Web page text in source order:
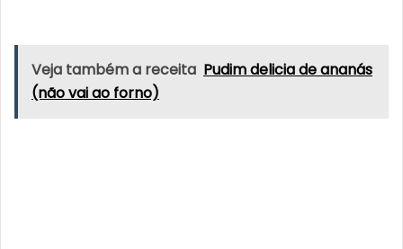
Veja também a receita Pudim delicia de ananás
(não vai ao forno)